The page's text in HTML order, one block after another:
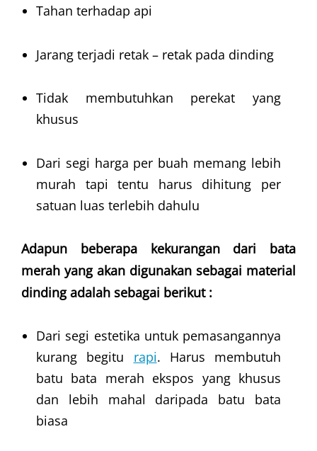
Tahan terhadap api
Jarang terjadi retak – retak pada dinding
Tidak membutuhkan perekat yang
khusus
Dari segi harga per buah memang lebih
murah tapi tentu harus dihitung per
satuan luas terlebih dahulu
Adapun beberapa kekurangan dari bata
merah yang akan digunakan sebagai material
dinding adalah sebagai berikut :
Dari segi estetika untuk pemasangannya
kurang begitu rapi. Harus membutuh
batu bata merah ekspos yang khusus
dan lebih mahal daripada batu bata
biasa